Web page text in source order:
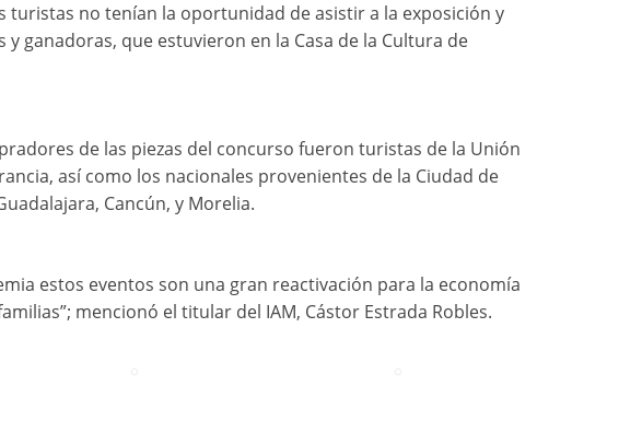
turistas no tenían la oportunidad de asistir a la exposición y
ganadoras, que estuvieron en la Casa de la Cultura de
de las piezas del concurso fueron turistas de la Unión
así como los nacionales provenientes de la Ciudad de
Cancún, y Morelia.
estos eventos son una gran reactivación para la economía
mencionó el titular del IAM, Cástor Estrada Robles.